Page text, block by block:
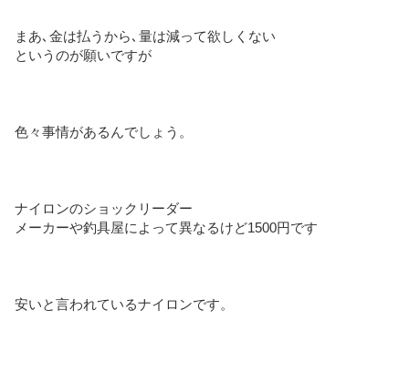
まあ､金は払うから､量は減って欲しくない
というのが願いですが
色々事情があるんでしょう。
ナイロンのショックリーダー
メーカーや釣具屋によって異なるけど1500円です
安いと言われているナイロンです。